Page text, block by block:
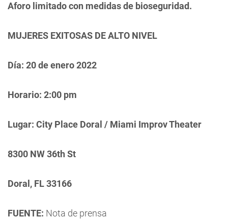
Aforo limitado con medidas de bioseguridad.
MUJERES EXITOSAS DE ALTO NIVEL
Día: 20 de enero 2022
Horario: 2:00 pm
Lugar: City Place Doral / Miami Improv Theater
8300 NW 36th St
Doral, FL 33166
FUENTE: Nota de prensa